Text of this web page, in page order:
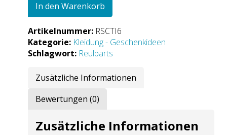
Hülle
In den Warenkorb
Artikelnummer: RSCTI6
Kategorie: Kleidung - Geschenkideen
Schlagwort: Reulparts
Zusätzliche Informationen
Bewertungen (0)
Zusätzliche Informationen